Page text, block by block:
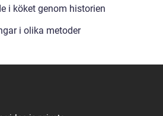
i köket genom historien
i olika metoder